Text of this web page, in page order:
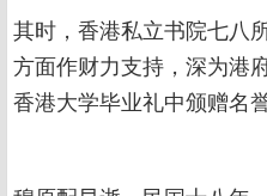
其时，香港私立书院七八
方面作财力支持，深为港
香港大学毕业礼中颁赠名